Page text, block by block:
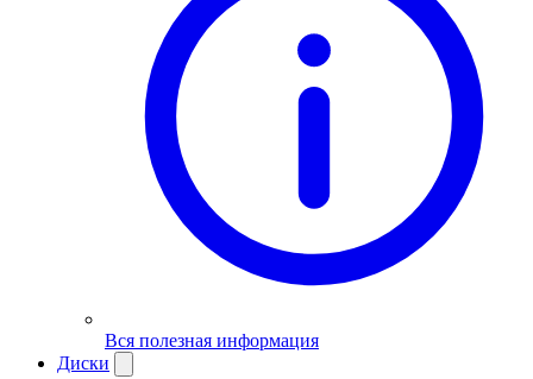
Вся полезная информация
Диски